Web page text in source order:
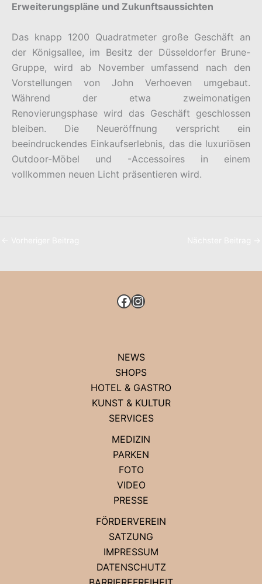
Erweiterungspläne und Zukunftsaussichten
Das knapp 1200 Quadratmeter große Geschäft an
der Königsallee, im Besitz der Düsseldorfer Brune-
Gruppe, wird ab November umfassend nach den
Vorstellungen von John Verhoeven umgebaut.
Während der etwa zweimonatigen
Renovierungsphase wird das Geschäft geschlossen
bleiben. Die Neueröffnung verspricht ein
beeindruckendes Einkaufserlebnis, das die luxuriösen
Outdoor-Möbel und -Accessoires in einem
vollkommen neuen Licht präsentieren wird.
FACEBOOK
INSTAGRAM
NEWS
SHOPS
HOTEL & GASTRO
KUNST & KULTUR
SERVICES
MEDIZIN
PARKEN
FOTO
VIDEO
PRESSE
FÖRDERVEREIN
SATZUNG
IMPRESSUM
DATENSCHUTZ